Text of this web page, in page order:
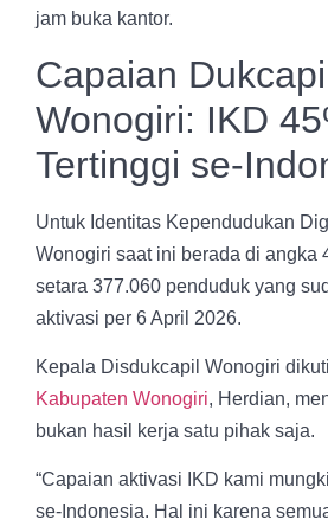
jam buka kantor.
Capaian
Wonogiri: IKD
Tertinggi se-
Untuk Identitas Kependudukan
Wonogiri saat ini berada di
setara 377.060 penduduk yang
aktivasi per 6 April 2026.
Kepala Disdukcapil Wonogiri
Kabupaten Wonogiri, Herdian,
bukan hasil kerja satu pihak saja.
“Capaian aktivasi IKD kami
se-Indonesia. Hal ini karena